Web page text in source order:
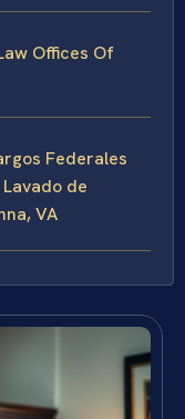
Offices Of
Federales
de
VA